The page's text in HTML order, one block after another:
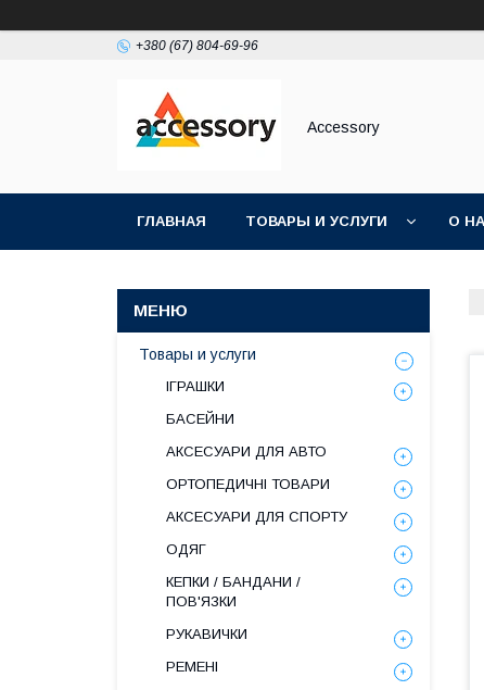
+380 (67) 804-69-96
Accessory
ГЛАВНАЯ ТОВАРЫ И УСЛУГИ О
Товары и услуги
ІГРАШКИ
БАСЕЙНИ
АКСЕСУАРИ ДЛЯ АВТО
ОРТОПЕДИЧНІ ТОВАРИ
АКСЕСУАРИ ДЛЯ СПОРТУ
ОДЯГ
КЕПКИ / БАНДАНИ /
ПОВ'ЯЗКИ
РУКАВИЧКИ
РЕМЕНІ